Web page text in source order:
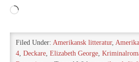
Laddar
…
Filed Under: Amerikansk litteratur,
4, Deckare, Elizabeth George,